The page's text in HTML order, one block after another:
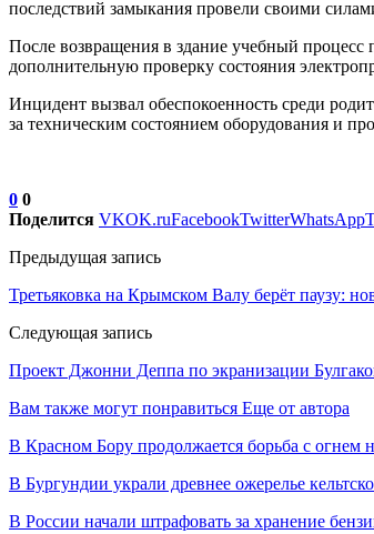
последствий замыкания провели своими
После возвращения в здание учебный
дополнительную проверку состояния
Инцидент вызвал обеспокоенность среди
за техническим состоянием оборудования и
0 0
Поделится VKOK.ruFacebookTwitterWhatsApp
Предыдущая запись
Третьяковка на Крымском Валу берёт паузу:
Следующая запись
Проект Джонни Деппа по экранизации
Вам также могут понравиться Еще от автора
В Красном Бору продолжается борьба с огнем
В Бургундии украли древнее ожерелье
В России начали штрафовать за хранение